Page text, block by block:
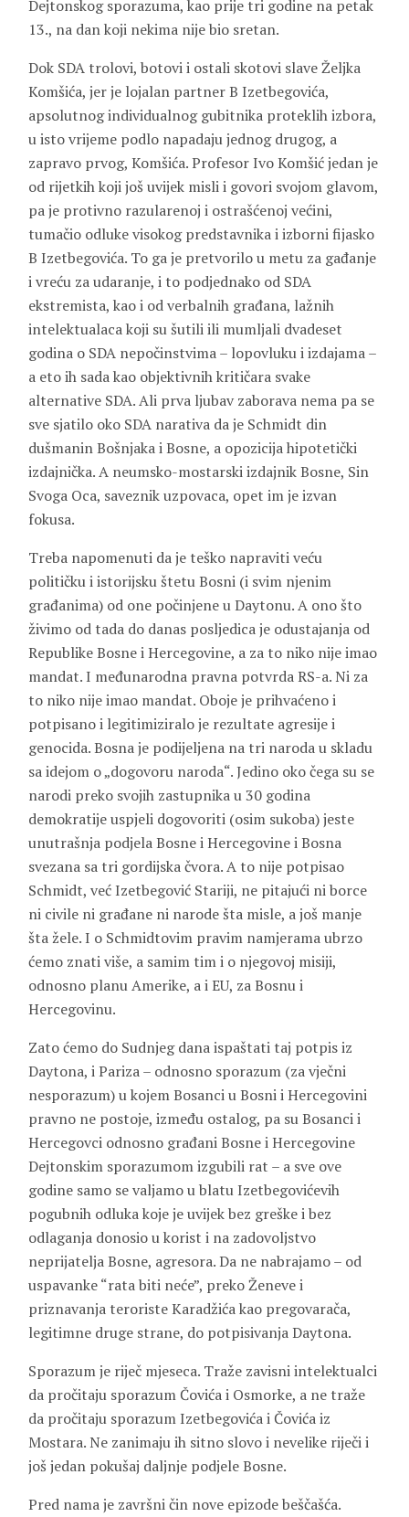
Dejtonskog sporazuma, kao prije tri godine na petak
13., na dan koji nekima nije bio sretan.
Dok SDA trolovi, botovi i ostali skotovi slave Željka
Komšića, jer je lojalan partner B Izetbegovića,
apsolutnog individualnog gubitnika proteklih izbora,
u isto vrijeme podlo napadaju jednog drugog, a
zapravo prvog, Komšića. Profesor Ivo Komšić jedan je
od rijetkih koji još uvijek misli i govori svojom glavom,
pa je protivno razularenoj i ostrašćenoj većini,
tumačio odluke visokog predstavnika i izborni fijasko
B Izetbegovića. To ga je pretvorilo u metu za gađanje
i vreću za udaranje, i to podjednako od SDA
ekstremista, kao i od verbalnih građana, lažnih
intelektualaca koji su šutili ili mumljali dvadeset
godina o SDA nepočinstvima – lopovluku i izdajama –
a eto ih sada kao objektivnih kritičara svake
alternative SDA. Ali prva ljubav zaborava nema pa se
sve sjatilo oko SDA narativa da je Schmidt din
dušmanin Bošnjaka i Bosne, a opozicija hipotetički
izdajnička. A neumsko-mostarski izdajnik Bosne, Sin
Svoga Oca, saveznik uzpovaca, opet im je izvan
fokusa.
Treba napomenuti da je teško napraviti veću
političku i istorijsku štetu Bosni (i svim njenim
građanima) od one počinjene u Daytonu. A ono što
živimo od tada do danas posljedica je odustajanja od
Republike Bosne i Hercegovine, a za to niko nije imao
mandat. I međunarodna pravna potvrda RS-a. Ni za
to niko nije imao mandat. Oboje je prihvaćeno i
potpisano i legitimiziralo je rezultate agresije i
genocida. Bosna je podijeljena na tri naroda u skladu
sa idejom o „dogovoru naroda“. Jedino oko čega su se
narodi preko svojih zastupnika u 30 godina
demokratije uspjeli dogovoriti (osim sukoba) jeste
unutrašnja podjela Bosne i Hercegovine i Bosna
svezana sa tri gordijska čvora. A to nije potpisao
Schmidt, već Izetbegović Stariji, ne pitajući ni borce
ni civile ni građane ni narode šta misle, a još manje
šta žele. I o Schmidtovim pravim namjerama ubrzo
ćemo znati više, a samim tim i o njegovoj misiji,
odnosno planu Amerike, a i EU, za Bosnu i
Hercegovinu.
Zato ćemo do Sudnjeg dana ispaštati taj potpis iz
Daytona, i Pariza – odnosno sporazum (za vječni
nesporazum) u kojem Bosanci u Bosni i Hercegovini
pravno ne postoje, između ostalog, pa su Bosanci i
Hercegovci odnosno građani Bosne i Hercegovine
Dejtonskim sporazumom izgubili rat – a sve ove
godine samo se valjamo u blatu Izetbegovićevih
pogubnih odluka koje je uvijek bez greške i bez
odlaganja donosio u korist i na zadovoljstvo
neprijatelja Bosne, agresora. Da ne nabrajamo – od
uspavanke “rata biti neće”, preko Ženeve i
priznavanja teroriste Karadžića kao pregovarača,
legitimne druge strane, do potpisivanja Daytona.
Sporazum je riječ mjeseca. Traže zavisni intelektualci
da pročitaju sporazum Čovića i Osmorke, a ne traže
da pročitaju sporazum Izetbegovića i Čovića iz
Mostara. Ne zanimaju ih sitno slovo i nevelike riječi i
još jedan pokušaj daljnje podjele Bosne.
Pred nama je završni čin nove epizode beščašća.